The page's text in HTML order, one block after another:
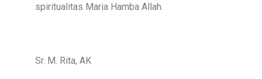
spiritualitas Maria Hamba Allah.
Sr. M. Rita, AK